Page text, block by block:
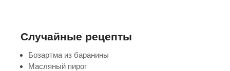
Случайные рецепты
Бозартма из баранины
Масляный пирог